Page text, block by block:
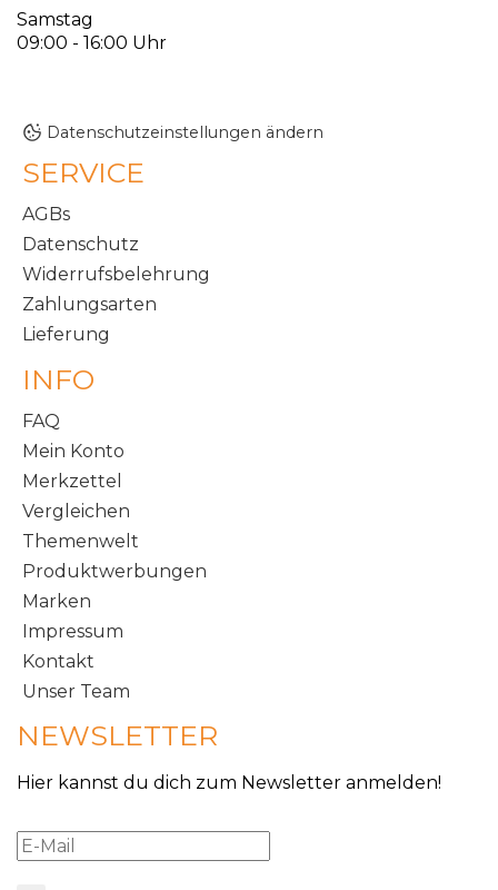
Samstag
09:00 - 16:00 Uhr
Datenschutzeinstellungen ändern
SERVICE
AGBs
Datenschutz
Widerrufsbelehrung
Zahlungsarten
Lieferung
INFO
FAQ
Mein Konto
Merkzettel
Vergleichen
Themenwelt
Produktwerbungen
Marken
Impressum
Kontakt
Unser Team
NEWSLETTER
Hier kannst du dich zum Newsletter anmelden!